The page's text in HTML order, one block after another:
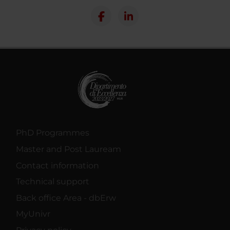
PhD Programmes
Master and Post Lauream
Contact information
Technical support
Back office Area - dbErw
MyUnivr